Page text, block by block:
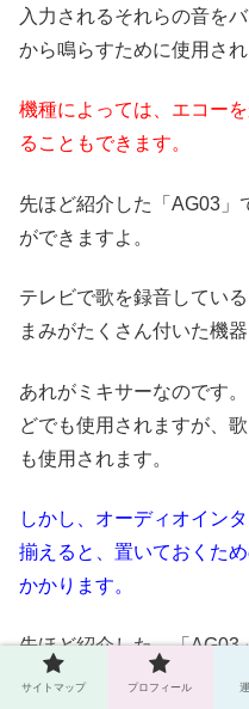
入力されるそれらの音を
から鳴らすために使用され
機種によっては、エコー
ることもできます。
先ほど紹介した「AG03」
ができますよ。
テレビで歌を録音してい
まみがたくさん付いた機
あれがミキサーなのです
どでも使用されますが、
も使用されます。
しかし、オーディオイン
揃えると、置いておくた
かかります。
先ほど紹介した、「AG03
ェース内蔵のミキサーを
サイトマップ プロフィール